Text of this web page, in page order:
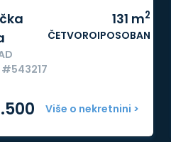
#543217
131 m2
ČETVOROIPOSOBAN
Više o nekretnini >